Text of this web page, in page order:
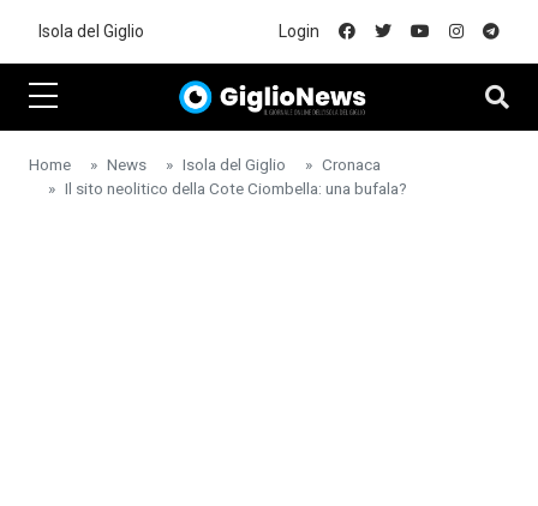
Isola del Giglio Login
Home News Isola del Giglio
Cronaca
Il sito neolitico della Cote Ciombella: una bufala?